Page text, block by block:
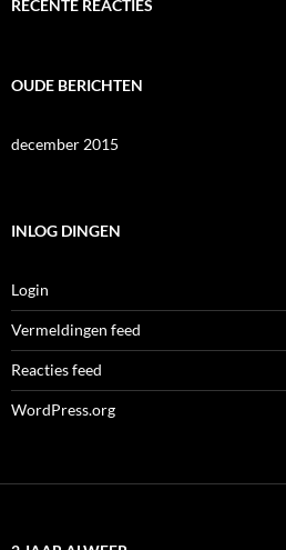
RECENTE REACTIES
OUDE BERICHTEN
december 2015
INLOG DINGEN
Login
Vermeldingen feed
Reacties feed
WordPress.org